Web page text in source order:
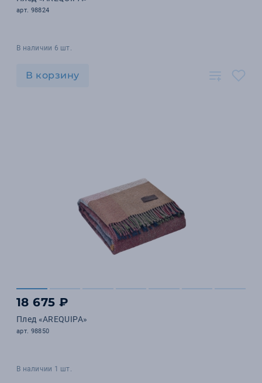
арт. 98824
В наличии 6 шт.
В корзину
18 675 ₽
Плед «AREQUIPA»
арт. 98850
В наличии 1 шт.